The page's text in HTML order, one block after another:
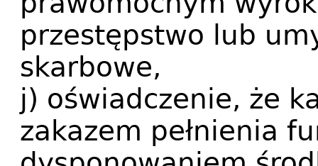
przestępstwo lub
skarbowe,
j) oświadczenie, że
zakazem pełnienia